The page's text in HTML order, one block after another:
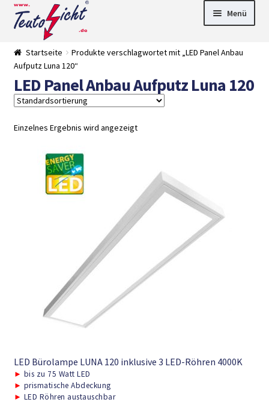
Zur
Navigation
springen
Springe
zum
Menü
► LED Panel
►
tDownlights
►
Deckenleuch
►
Startseite
Produkte verschlagwortet mit „LED Panel Anbau
Aufputz Luna 120“
LED Panel Anbau Aufputz Luna 120
Einzelnes Ergebnis wird angezeigt
LED Bürolampe LUNA 120 inklusive 3 LED-Röhren 4000K
► bis zu 75 Watt LED
► prismatische Abdeckung
► LED Röhren austauschbar